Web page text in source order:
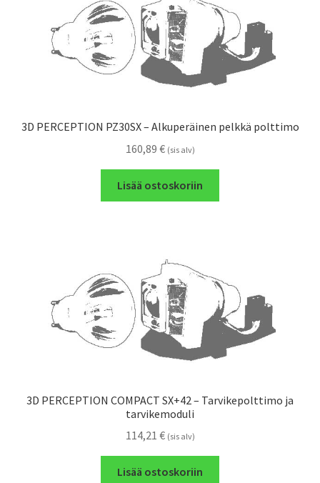
3D PERCEPTION PZ30SX – Alkuperäinen pelkkä polttimo
160,89 € (sis alv)
Lisää ostoskoriin
3D PERCEPTION COMPACT SX+42 – Tarvikepolttimo ja
tarvikemoduli
114,21 € (sis alv)
Lisää ostoskoriin